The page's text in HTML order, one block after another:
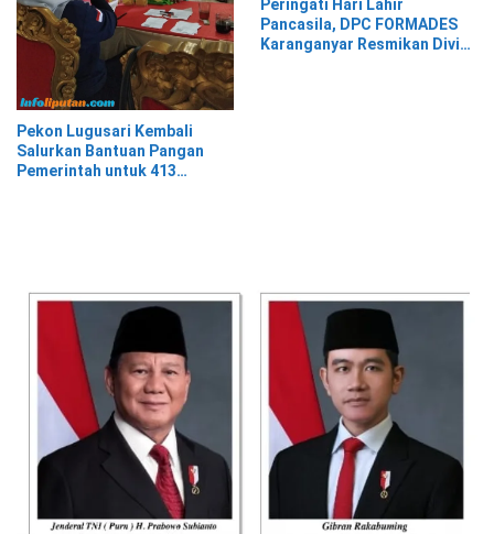
Pekon Lugusari Kembali
Salurkan Bantuan Pangan
Pemerintah untuk 413
Peringati Hari Lahir
Pancasila, DPC FORMADES
Karanganyar Resmikan Divisi